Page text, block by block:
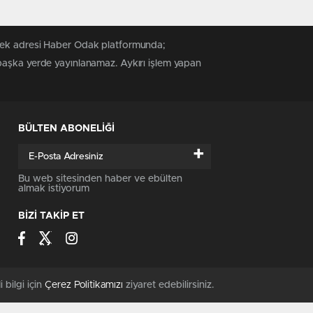
adresi Haber Odak platformunda;
yerde yayınlanamaz. Aykırı işlem yapan
BÜLTEN ABONELİĞİ
+
Bu web sitesinden haber ve ebülten
almak istiyorum
BİZİ TAKİP ET
bilgi için Çerez Politikamızı ziyaret edebilirsiniz.